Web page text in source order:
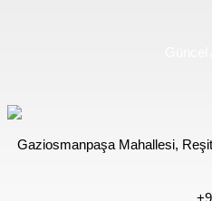
Gaziosmanpaşa Mahallesi,